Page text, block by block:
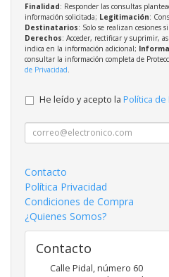
Finalidad: Responder las consultas
información solicitada; Legitimación:
Destinatarios: Solo se realizan cesiones
Derechos: Acceder, rectificar y suprimir,
indica en la información adicional;
consultar la información completa de
de Privacidad
He leído y acepto la Política de
Contacto
Política Privacidad
Condiciones de Compra
¿Quienes Somos?
Contacto
Calle Pidal, número 60